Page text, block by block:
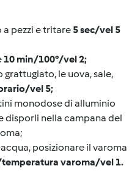
pezzi e tritare 5 sec/vel 5
10 min/100°/vel 2;
le uova, sale,
vel 5;
monodose di alluminio
nella campana del
posizionare il varoma
varoma/vel 1.